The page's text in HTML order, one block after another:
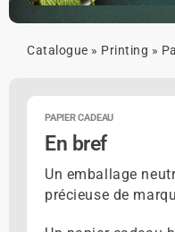
Catalogue » Printing »
PAPIER CADEAU
En bref
Un emballage
précieuse de